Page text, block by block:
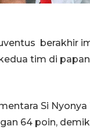
berakhir
tim di
Si
64 poin,